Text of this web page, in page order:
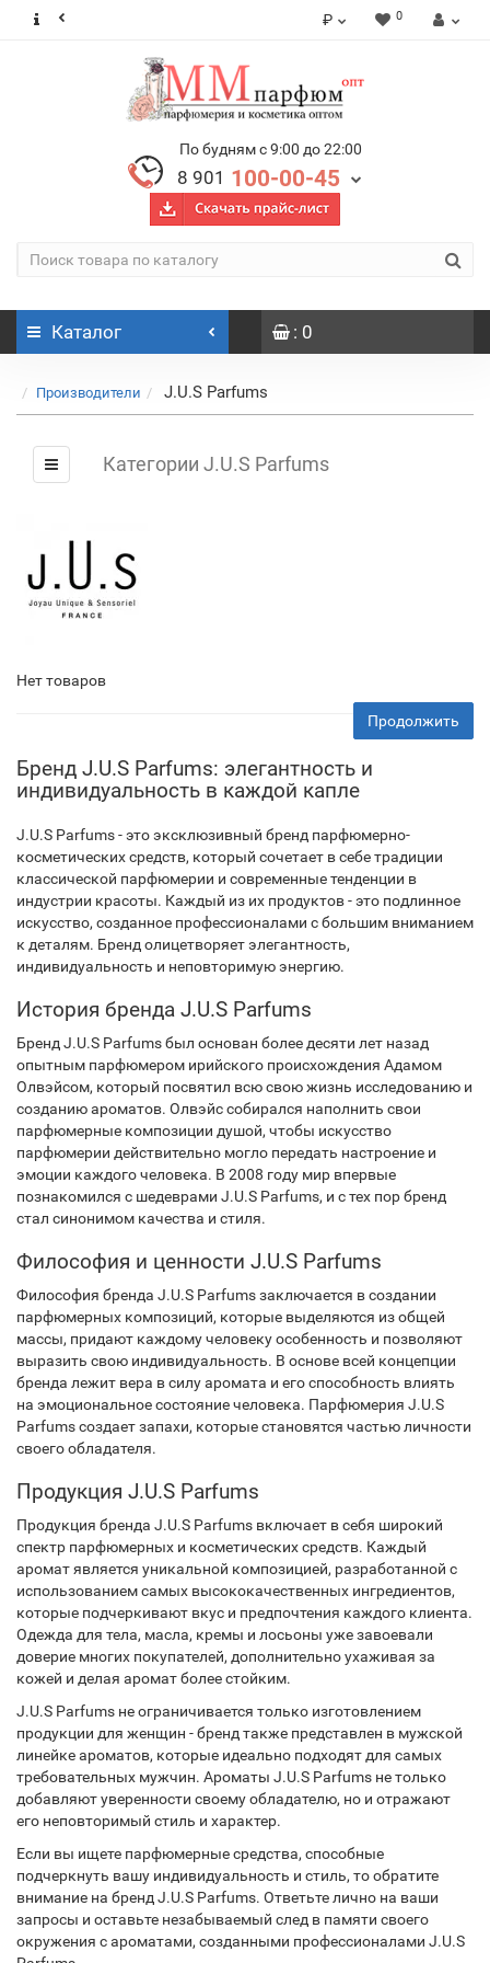
₽ 0
По будням с 9:00 до 22:00
8 901 100-00-45
Каталог : 0
Производители J.U.S Parfums
Категории J.U.S Parfums
Нет товаров
Продолжить
Бренд J.U.S Parfums: элегантность и
индивидуальность в каждой капле
J.U.S Parfums - это эксклюзивный бренд парфюмерно-
косметических средств, который сочетает в себе традиции
классической парфюмерии и современные тенденции в
индустрии красоты. Каждый из их продуктов - это подлинное
искусство, созданное профессионалами с большим вниманием
к деталям. Бренд олицетворяет элегантность,
индивидуальность и неповторимую энергию.
История бренда J.U.S Parfums
Бренд J.U.S Parfums был основан более десяти лет назад
опытным парфюмером ирийского происхождения Адамом
Олвэйсом, который посвятил всю свою жизнь исследованию и
созданию ароматов. Олвэйс собирался наполнить свои
парфюмерные композиции душой, чтобы искусство
парфюмерии действительно могло передать настроение и
эмоции каждого человека. В 2008 году мир впервые
познакомился с шедеврами J.U.S Parfums, и с тех пор бренд
стал синонимом качества и стиля.
Философия и ценности J.U.S Parfums
Философия бренда J.U.S Parfums заключается в создании
парфюмерных композиций, которые выделяются из общей
массы, придают каждому человеку особенность и позволяют
выразить свою индивидуальность. В основе всей концепции
бренда лежит вера в силу аромата и его способность влиять
на эмоциональное состояние человека. Парфюмерия J.U.S
Parfums создает запахи, которые становятся частью личности
своего обладателя.
Продукция J.U.S Parfums
Продукция бренда J.U.S Parfums включает в себя широкий
спектр парфюмерных и косметических средств. Каждый
аромат является уникальной композицией, разработанной с
использованием самых высококачественных ингредиентов,
которые подчеркивают вкус и предпочтения каждого клиента.
Одежда для тела, масла, кремы и лосьоны уже завоевали
доверие многих покупателей, дополнительно ухаживая за
кожей и делая аромат более стойким.
J.U.S Parfums не ограничивается только изготовлением
продукции для женщин - бренд также представлен в мужской
линейке ароматов, которые идеально подходят для самых
требовательных мужчин. Ароматы J.U.S Parfums не только
добавляют уверенности своему обладателю, но и отражают
его неповторимый стиль и характер.
Если вы ищете парфюмерные средства, способные
подчеркнуть вашу индивидуальность и стиль, то обратите
внимание на бренд J.U.S Parfums. Ответьте лично на ваши
запросы и оставьте незабываемый след в памяти своего
окружения с ароматами, созданными профессионалами J.U.S